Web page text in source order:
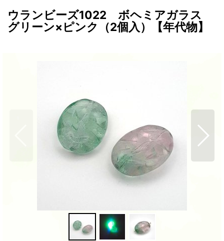
ウランビーズ1022 ボヘミアガラス
グリーン×ピンク（2個入）【年代物】